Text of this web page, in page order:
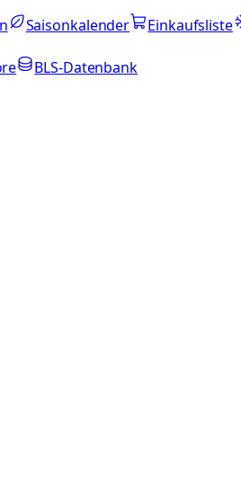
Saisonkalender Einkaufsliste
BLS-Datenbank